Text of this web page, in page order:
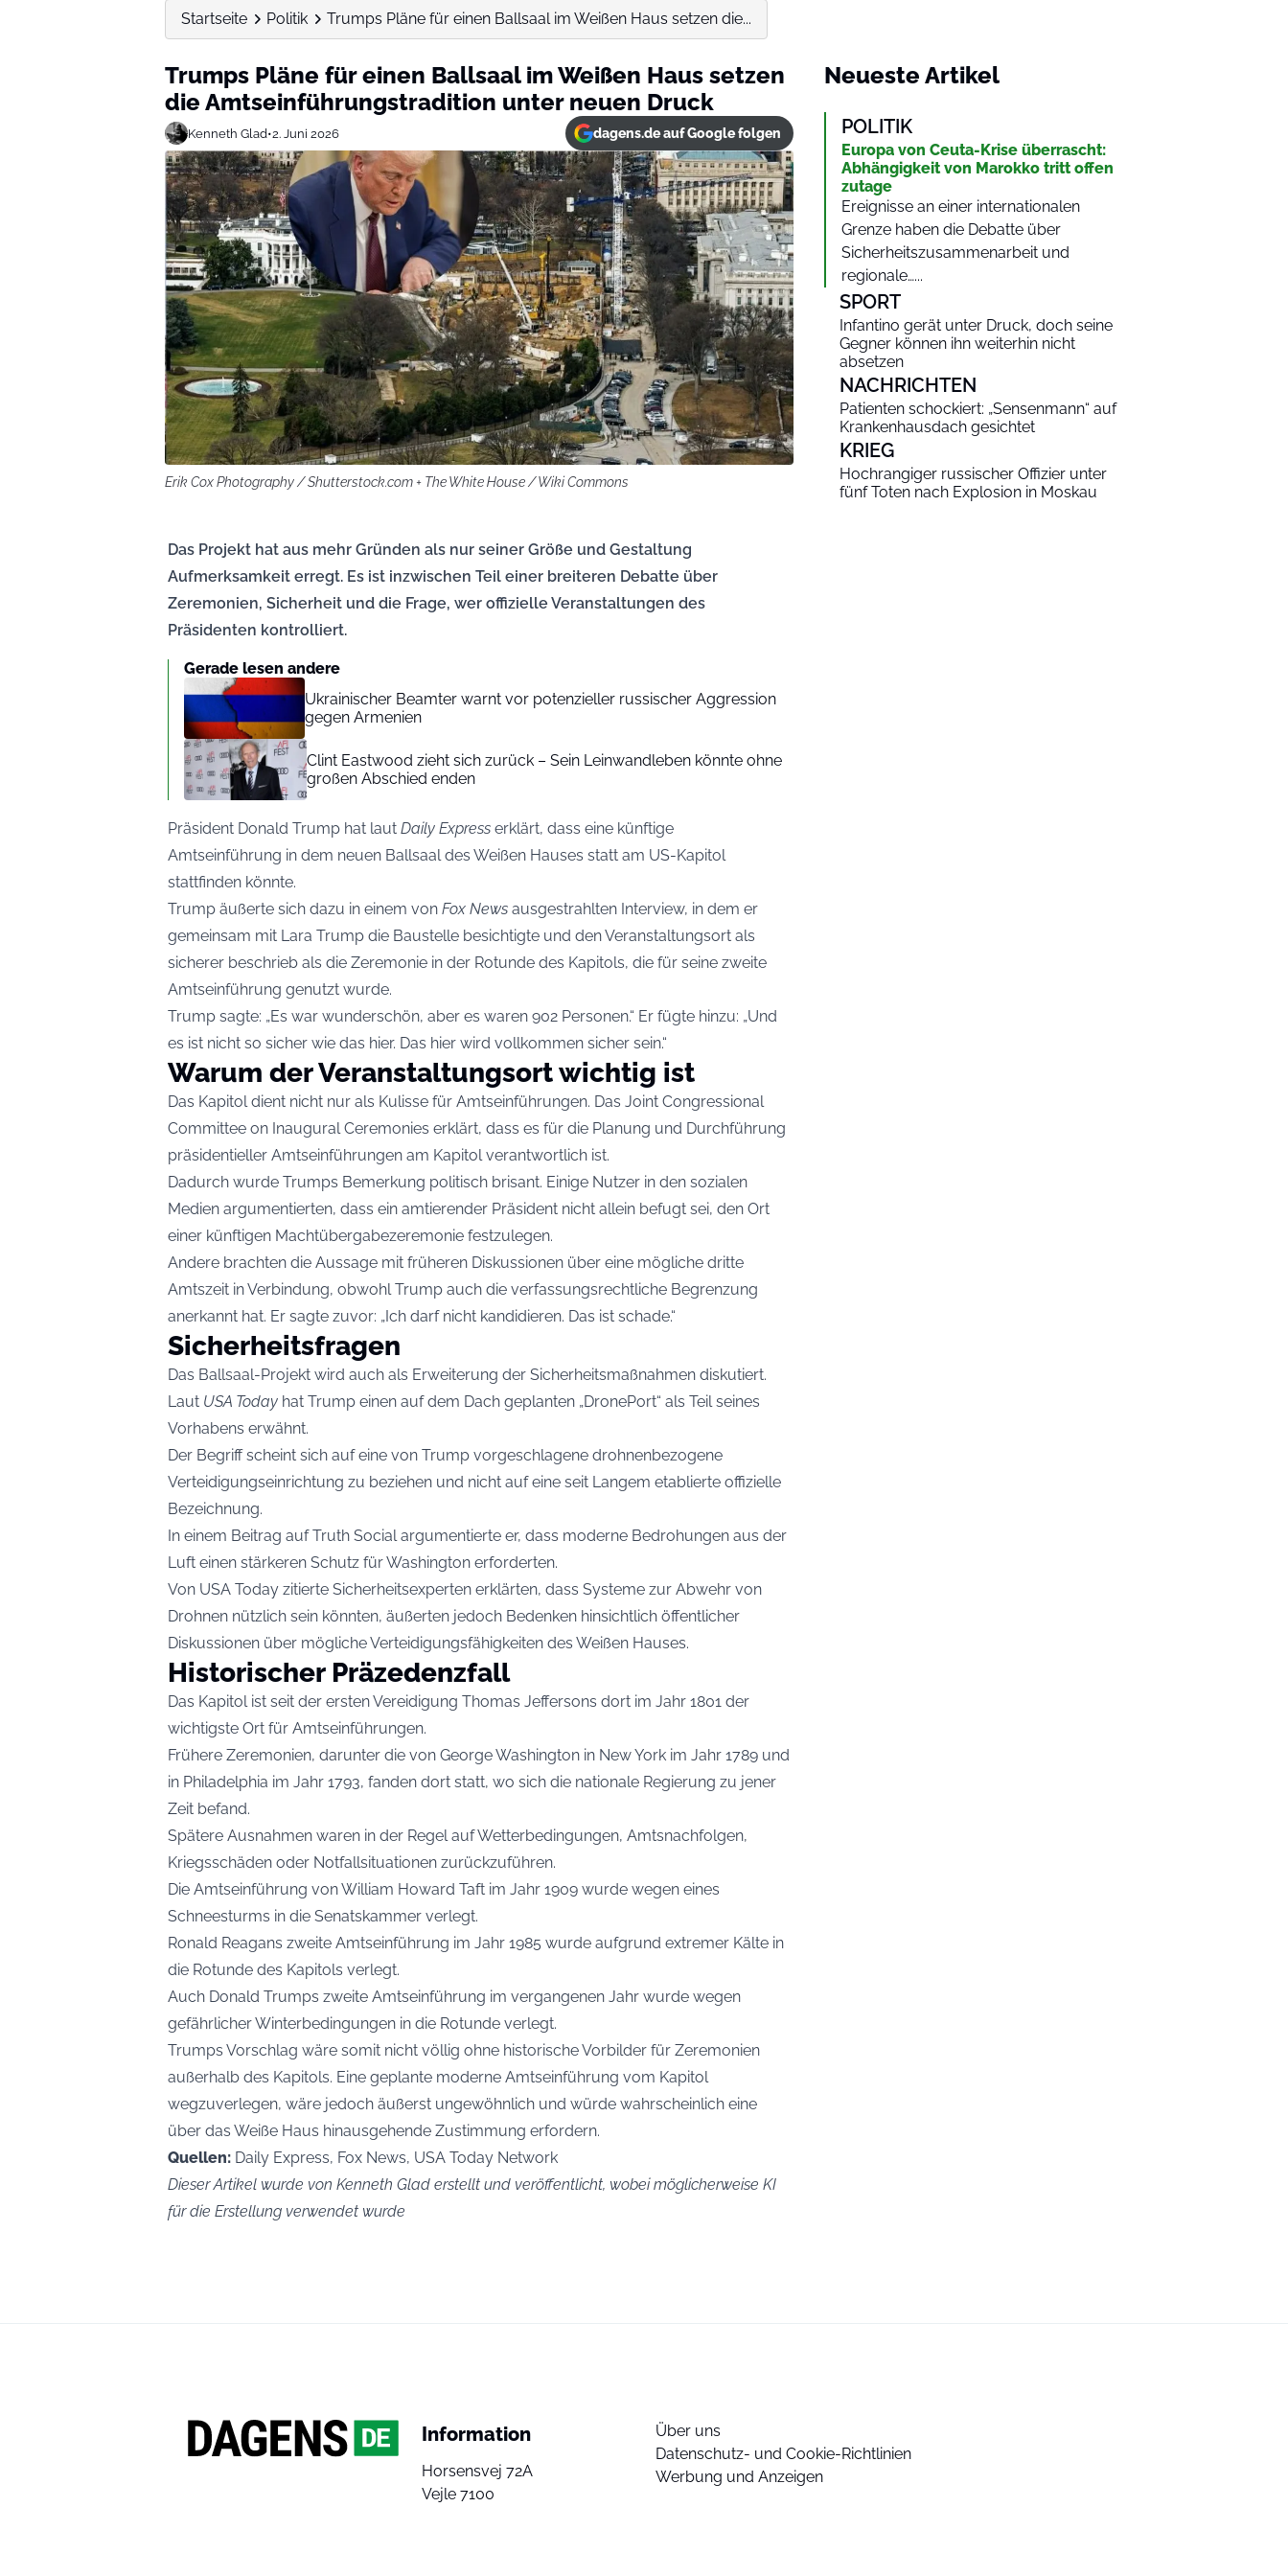
Startseite Politik Trumps Pläne für einen Ballsaal im Weißen Haus setzen die...
Trumps Pläne für einen Ballsaal im Weißen Haus setzen
die Amtseinführungstradition unter neuen Druck
Kenneth Glad•2. Juni 2026 dagens.de auf Google folgen
Erik Cox Photography / Shutterstock.com + The White House / Wiki Commons
Das Projekt hat aus mehr Gründen als nur seiner Größe und Gestaltung
Aufmerksamkeit erregt. Es ist inzwischen Teil einer breiteren Debatte über
Zeremonien, Sicherheit und die Frage, wer offizielle Veranstaltungen des
Präsidenten kontrolliert.
Gerade lesen andere
Ukrainischer Beamter warnt vor potenzieller russischer Aggression
gegen Armenien
Clint Eastwood zieht sich zurück – Sein Leinwandleben könnte ohne
großen Abschied enden
Präsident Donald Trump hat laut Daily Express erklärt, dass eine künftige
Amtseinführung in dem neuen Ballsaal des Weißen Hauses statt am US-Kapitol
stattfinden könnte.
Trump äußerte sich dazu in einem von Fox News ausgestrahlten Interview, in dem er
gemeinsam mit Lara Trump die Baustelle besichtigte und den Veranstaltungsort als
sicherer beschrieb als die Zeremonie in der Rotunde des Kapitols, die für seine zweite
Amtseinführung genutzt wurde.
Trump sagte: „Es war wunderschön, aber es waren 902 Personen.“ Er fügte hinzu: „Und
es ist nicht so sicher wie das hier. Das hier wird vollkommen sicher sein.“
Warum der Veranstaltungsort wichtig ist
Das Kapitol dient nicht nur als Kulisse für Amtseinführungen. Das Joint Congressional
Committee on Inaugural Ceremonies erklärt, dass es für die Planung und Durchführung
präsidentieller Amtseinführungen am Kapitol verantwortlich ist.
Dadurch wurde Trumps Bemerkung politisch brisant. Einige Nutzer in den sozialen
Medien argumentierten, dass ein amtierender Präsident nicht allein befugt sei, den Ort
einer künftigen Machtübergabezeremonie festzulegen.
Andere brachten die Aussage mit früheren Diskussionen über eine mögliche dritte
Amtszeit in Verbindung, obwohl Trump auch die verfassungsrechtliche Begrenzung
anerkannt hat. Er sagte zuvor: „Ich darf nicht kandidieren. Das ist schade.“
Sicherheitsfragen
Das Ballsaal-Projekt wird auch als Erweiterung der Sicherheitsmaßnahmen diskutiert.
Laut USA Today hat Trump einen auf dem Dach geplanten „DronePort“ als Teil seines
Vorhabens erwähnt.
Der Begriff scheint sich auf eine von Trump vorgeschlagene drohnenbezogene
Verteidigungseinrichtung zu beziehen und nicht auf eine seit Langem etablierte offizielle
Bezeichnung.
In einem Beitrag auf Truth Social argumentierte er, dass moderne Bedrohungen aus der
Luft einen stärkeren Schutz für Washington erforderten.
Von USA Today zitierte Sicherheitsexperten erklärten, dass Systeme zur Abwehr von
Drohnen nützlich sein könnten, äußerten jedoch Bedenken hinsichtlich öffentlicher
Diskussionen über mögliche Verteidigungsfähigkeiten des Weißen Hauses.
Historischer Präzedenzfall
Das Kapitol ist seit der ersten Vereidigung Thomas Jeffersons dort im Jahr 1801 der
wichtigste Ort für Amtseinführungen.
Frühere Zeremonien, darunter die von George Washington in New York im Jahr 1789 und
in Philadelphia im Jahr 1793, fanden dort statt, wo sich die nationale Regierung zu jener
Zeit befand.
Spätere Ausnahmen waren in der Regel auf Wetterbedingungen, Amtsnachfolgen,
Kriegsschäden oder Notfallsituationen zurückzuführen.
Die Amtseinführung von William Howard Taft im Jahr 1909 wurde wegen eines
Schneesturms in die Senatskammer verlegt.
Ronald Reagans zweite Amtseinführung im Jahr 1985 wurde aufgrund extremer Kälte in
die Rotunde des Kapitols verlegt.
Auch Donald Trumps zweite Amtseinführung im vergangenen Jahr wurde wegen
gefährlicher Winterbedingungen in die Rotunde verlegt.
Trumps Vorschlag wäre somit nicht völlig ohne historische Vorbilder für Zeremonien
außerhalb des Kapitols. Eine geplante moderne Amtseinführung vom Kapitol
wegzuverlegen, wäre jedoch äußerst ungewöhnlich und würde wahrscheinlich eine
über das Weiße Haus hinausgehende Zustimmung erfordern.
Quellen: Daily Express, Fox News, USA Today Network
Dieser Artikel wurde von Kenneth Glad erstellt und veröffentlicht, wobei möglicherweise KI
für die Erstellung verwendet wurde
Neueste Artikel
POLITIK
Europa von Ceuta-Krise überrascht:
Abhängigkeit von Marokko tritt offen
zutage
Ereignisse an einer internationalen
Grenze haben die Debatte über
Sicherheitszusammenarbeit und
regionale…...
SPORT
Infantino gerät unter Druck, doch seine
Gegner können ihn weiterhin nicht
absetzen
NACHRICHTEN
Patienten schockiert: „Sensenmann“ auf
Krankenhausdach gesichtet
KRIEG
Hochrangiger russischer Offizier unter
fünf Toten nach Explosion in Moskau
Information
Horsensvej 72A
Vejle 7100
Über uns
Datenschutz- und Cookie-Richtlinien
Werbung und Anzeigen